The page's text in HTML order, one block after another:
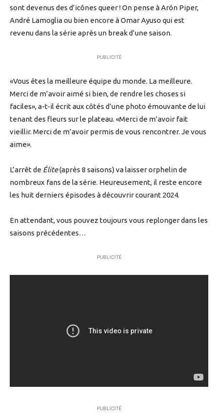
sont devenus des d’icônes queer ! On pense à Arón Piper,
André Lamoglia ou bien encore à Omar Ayuso qui est
revenu dans la série après un break d’une saison.
PUBLICITÉ
«Vous êtes la meilleure équipe du monde. La meilleure.
Merci de m’avoir aimé si bien, de rendre les choses si
faciles», a-t-il écrit aux côtés d’une photo émouvante de lui
tenant des fleurs sur le plateau. «Merci de m’avoir fait
vieillir. Merci de m’avoir permis de vous rencontrer. Je vous
aime».
L’arrêt de Élite(après 8 saisons) va laisser orphelin de
nombreux fans de la série. Heureusement, il reste encore
les huit derniers épisodes à découvrir courant 2024.
En attendant, vous pouvez toujours vous replonger dans les
saisons précédentes…
PUBLICITÉ
PUBLICITÉ